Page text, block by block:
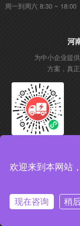
周一到周六 8:30 ~ 18:00
河
为中小企业提
方案，真
获取行业影响方案,了解
欢迎来到本网站
现在咨询 稍